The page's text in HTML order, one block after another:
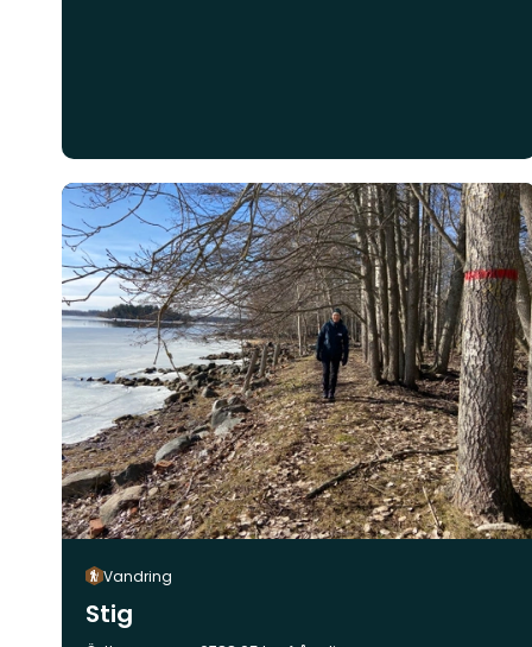
Vandring
Stig